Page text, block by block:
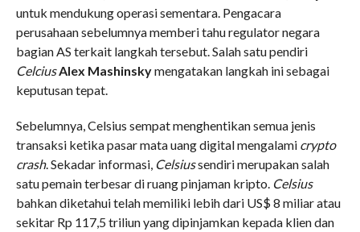
untuk mendukung operasi sementara. Pengacara
perusahaan sebelumnya memberi tahu regulator negara
bagian AS terkait langkah tersebut. Salah satu pendiri
CelciusAlex Mashinskymengatakan langkah ini sebagai
keputusan tepat.
Sebelumnya, Celsius sempat menghentikan semua jenis
transaksi ketika pasar mata uang digital mengalami crypto
crash. Sekadar informasi, Celsiussendiri merupakan salah
satu pemain terbesar di ruang pinjaman kripto. Celsius
bahkan diketahui telah memiliki lebih dari US$ 8 miliar atau
sekitar Rp 117,5 triliun yang dipinjamkan kepada klien dan